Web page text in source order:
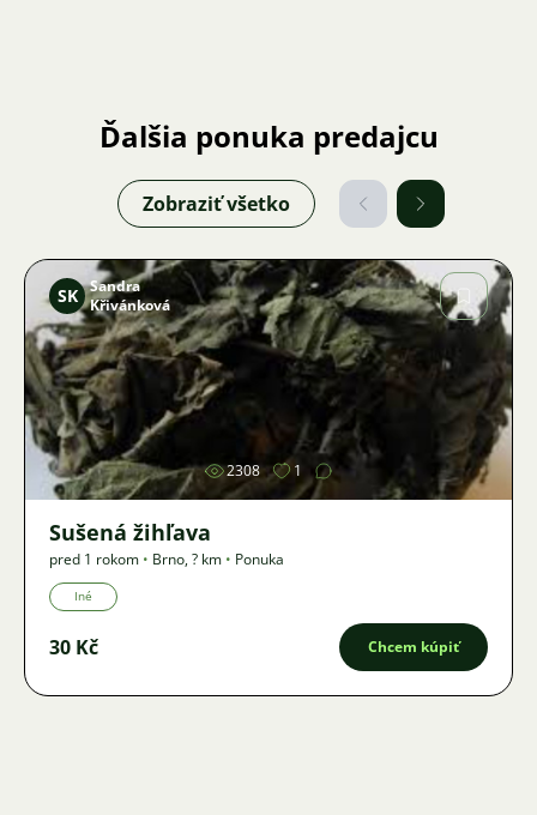
Ďalšia ponuka predajcu
Zobraziť všetko
Obrázok
SK
Sandra
Křivánková
2308 1
Sušená žihľava
pred 1 rokom • Brno,? km • Ponuka
Iné
30 Kč Chcem kúpiť